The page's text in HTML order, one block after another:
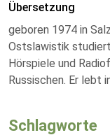
Übersetzung
geboren 1974 in
Ostslawistik
Hörspiele und
Russischen. Er lebt
Schlagworte